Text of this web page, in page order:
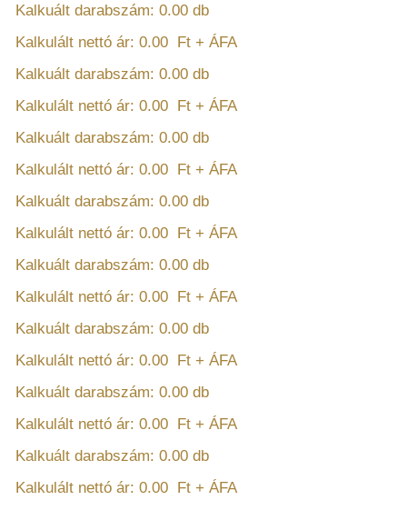
Kalkuált darabszám: 0.00 db
Kalkulált nettó ár: 0.00 Ft + ÁFA
Kalkuált darabszám: 0.00 db
Kalkulált nettó ár: 0.00 Ft + ÁFA
Kalkuált darabszám: 0.00 db
Kalkulált nettó ár: 0.00 Ft + ÁFA
Kalkuált darabszám: 0.00 db
Kalkulált nettó ár: 0.00 Ft + ÁFA
Kalkuált darabszám: 0.00 db
Kalkulált nettó ár: 0.00 Ft + ÁFA
Kalkuált darabszám: 0.00 db
Kalkulált nettó ár: 0.00 Ft + ÁFA
Kalkuált darabszám: 0.00 db
Kalkulált nettó ár: 0.00 Ft + ÁFA
Kalkuált darabszám: 0.00 db
Kalkulált nettó ár: 0.00 Ft + ÁFA